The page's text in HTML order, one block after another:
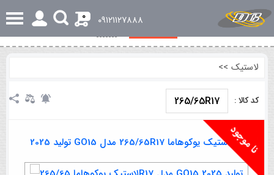
٠٩١٢١١٢٧٨٨٨ 0
مشخصات کلی نظرات
لاستیک >>
کد کالا : 265/65R17